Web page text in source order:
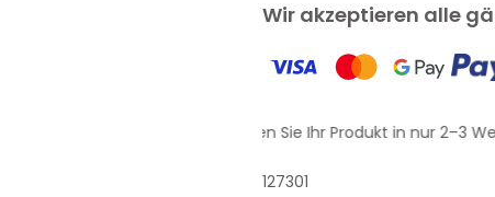
Wir akzeptieren alle
Erhalten Sie Ihr Produkt in nur 2–3
127301